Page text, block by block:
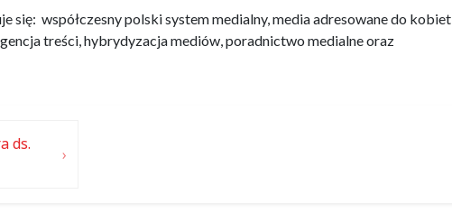
się: współczesny polski system medialny, media adresowane do kobiet
treści, hybrydyzacja mediów, poradnictwo medialne oraz
ds.